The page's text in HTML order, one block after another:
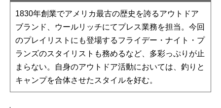
1830年創業でアメリカ最古の歴史を誇るアウトドア
ブランド、ウールリッチにてプレス業務を担当。今回
のプレイリストにも登場するフライデー・ナイト・プ
ランズのスタイリストも務めるなど、多彩っぷりが止
まらない。自身のアウトドア活動においては、釣りと
キャンプを合体させたスタイルを好む。